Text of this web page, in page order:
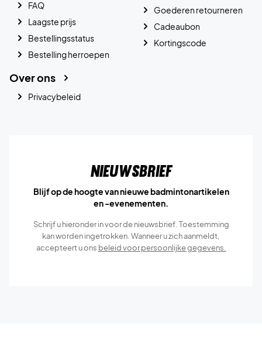
FAQ
Laagste prijs
Bestellingsstatus
Bestelling herroepen
Goederen retourneren
Cadeaubon
Kortingscode
Over ons
Privacybeleid
Nieuwsbrief
Blijf op de hoogte van nieuwe badmintonartikelen
en -evenementen.
Schrijf u hieronder in voor de nieuwsbrief. Toestemming
kan worden ingetrokken. Wanneer u zich aanmeldt,
accepteert u ons beleid voor persoonlijke gegevens.